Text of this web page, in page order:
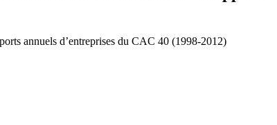
annuels d’entreprises du CAC 40 (1998-2012)